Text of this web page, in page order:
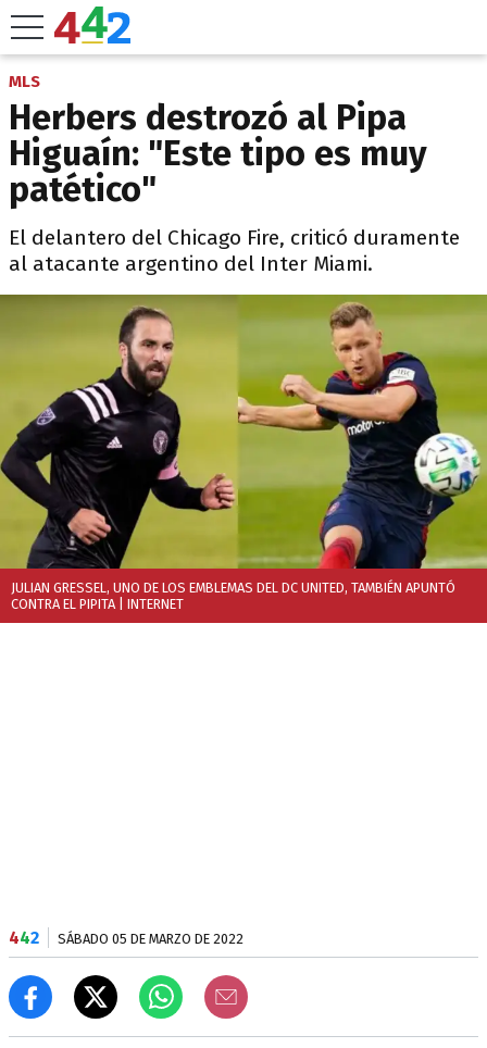
MLS
Herbers destrozó al Pipa
Higuaín: "Este tipo es muy
patético"
El delantero del Chicago Fire, criticó duramente
al atacante argentino del Inter Miami.
JULIAN GRESSEL, UNO DE LOS EMBLEMAS DEL DC UNITED, TAMBIÉN APUNTÓ
CONTRA EL PIPITA | INTERNET
442 SÁBADO 05 DE MARZO DE 2022